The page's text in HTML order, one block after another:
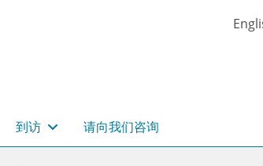
到访 请向我们咨询